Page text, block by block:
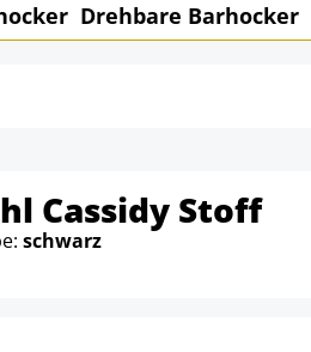
Drehbare Barhocker
Cassidy Stoff
schwarz